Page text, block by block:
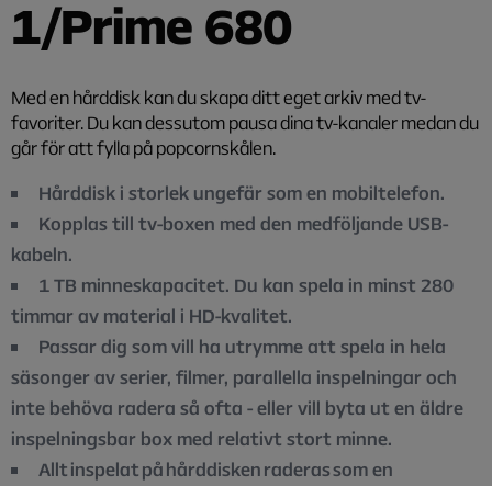
1/Prime 680
Med en hårddisk kan du skapa ditt eget arkiv med tv-
favoriter. Du kan dessutom pausa dina tv-kanaler medan du
går för att fylla på popcornskålen.
Hårddisk i storlek ungefär som en mobiltelefon.
Kopplas till tv-boxen med den medföljande USB-
kabeln.​
1 TB minneskapacitet. Du kan spela in minst 280
timmar av material i HD-kvalitet.
Passar dig som vill ha utrymme att spela in hela
säsonger av serier, filmer, parallella inspelningar och
inte behöva radera så ofta - eller vill byta ut en äldre
inspelningsbar box med relativt stort minne.
Allt inspelat på hårddisken raderas som en